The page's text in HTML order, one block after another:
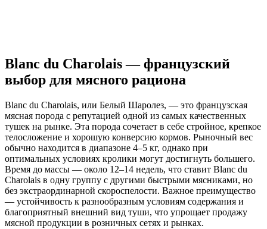
Blanc du Charolais — французский
выбор для мясного рациона
Blanc du Charolais, или Белый Шаролез, — это французская
мясная порода с репутацией одной из самых качественных
тушек на рынке. Эта порода сочетает в себе стройное, крепкое
телосложение и хорошую конверсию кормов. Рыночный вес
обычно находится в диапазоне 4–5 кг, однако при
оптимальных условиях кролики могут достигнуть большего.
Время до массы — около 12–14 недель, что ставит Blanc du
Charolais в одну группу с другими быстрыми мясниками, но
без экстраординарной скороспелости. Важное преимущество
— устойчивость к разнообразным условиям содержания и
благоприятный внешний вид туши, что упрощает продажу
мясной продукции в розничных сетях и рынках.